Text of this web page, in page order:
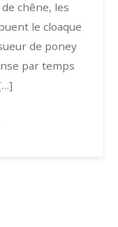
chêne, les
le cloaque
de poney
par temps